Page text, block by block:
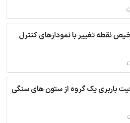
نقطه تغییر با نمودارهای کنترل
باربری یک گروه از ستون های سنگی